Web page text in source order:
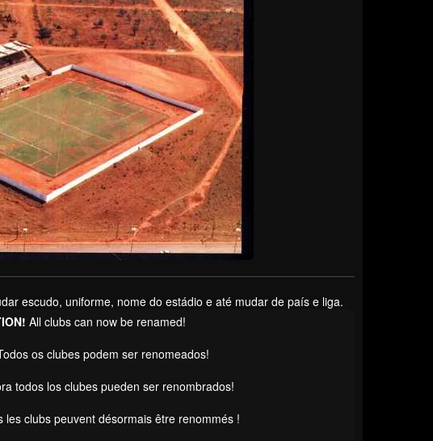
escudo, uniforme, nome do estádio e até mudar de país e liga.
All clubs can now be renamed!
os clubes podem ser renomeados!
todos los clubes pueden ser renombrados!
les clubs peuvent désormais être renommés !